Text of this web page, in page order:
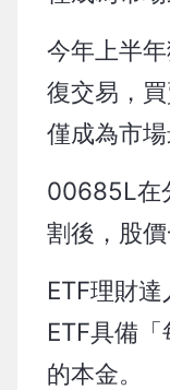
今年上半
復交易，
僅成為市
00685L在
割後，股
ETF理財
ETF具備
的本金。